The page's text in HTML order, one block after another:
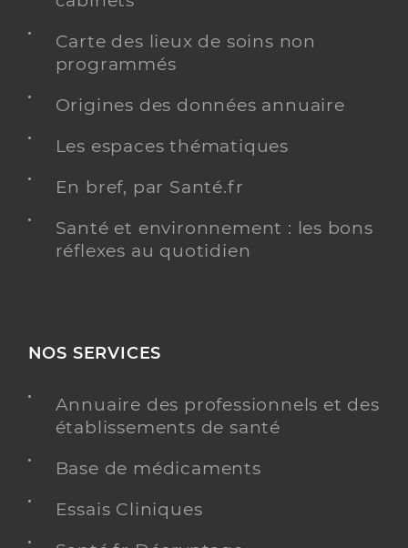
Carte des lieux de soins non
programmés
Origines des données annuaire
Les espaces thématiques
En bref, par Santé.fr
Santé et environnement : les bons
réflexes au quotidien
NOS SERVICES
Annuaire des professionnels et des
établissements de santé
Base de médicaments
Essais Cliniques